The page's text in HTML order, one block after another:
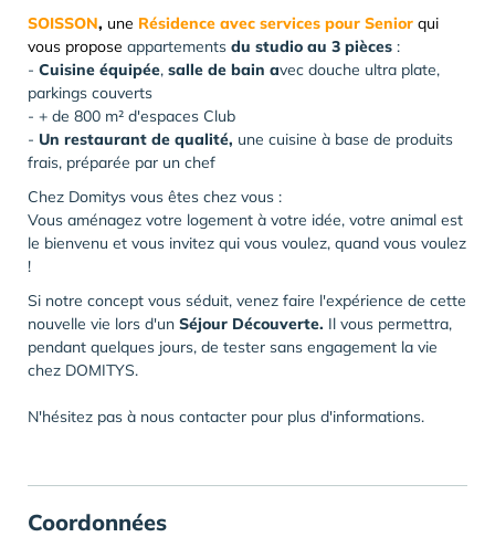
SOISSON, une Résidence avec services pour Senior qui
vous propose appartements du studio au 3 pièces :
- Cuisine équipée, salle de bain avec douche ultra plate,
parkings couverts
- + de 800 m² d'espaces Club
- Un restaurant de qualité, une cuisine à base de produits
frais, préparée par un chef
Chez Domitys vous êtes chez vous :
Vous aménagez votre logement à votre idée, votre animal est
le bienvenu et vous invitez qui vous voulez, quand vous voulez
!
Si notre concept vous séduit, venez faire l'expérience de cette
nouvelle vie lors d'un Séjour Découverte. Il vous permettra,
pendant quelques jours, de tester sans engagement la vie
chez DOMITYS.
N'hésitez pas à nous contacter pour plus d'informations.
Coordonnées